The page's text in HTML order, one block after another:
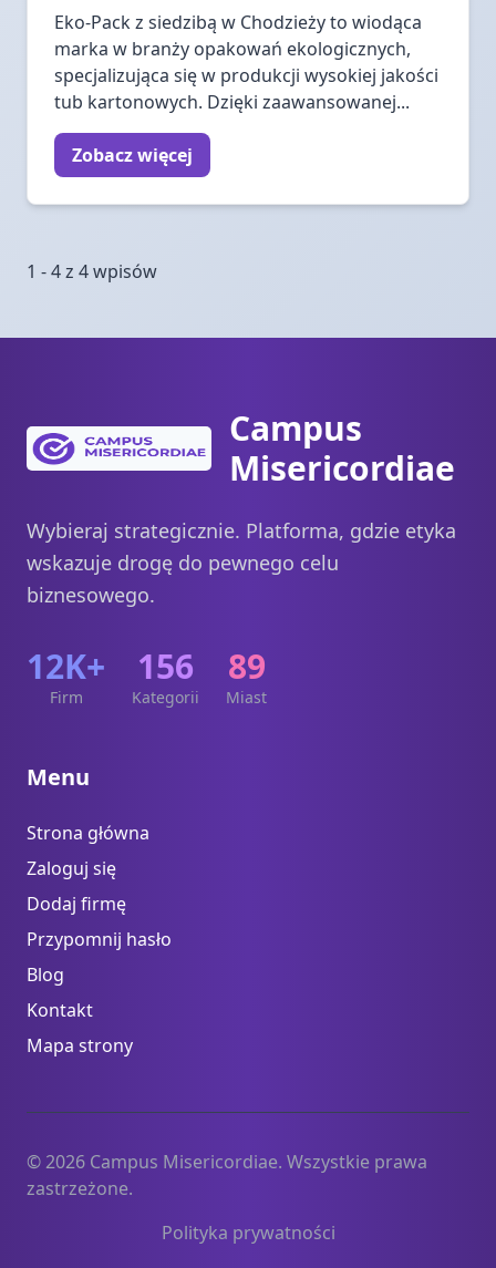
Eko-Pack z siedzibą w Chodzieży to wiodąca
marka w branży opakowań ekologicznych,
specjalizująca się w produkcji wysokiej jakości
tub kartonowych. Dzięki zaawansowanej...
Zobacz więcej
1 - 4 z 4 wpisów
Campus
Misericordiae
Wybieraj strategicznie. Platforma, gdzie etyka
wskazuje drogę do pewnego celu
biznesowego.
12K+
Firm
156
Kategorii
89
Miast
Menu
Strona główna
Zaloguj się
Dodaj firmę
Przypomnij hasło
Blog
Kontakt
Mapa strony
© 2026 Campus Misericordiae. Wszystkie prawa
zastrzeżone.
Polityka prywatności